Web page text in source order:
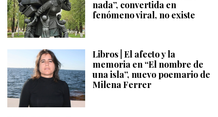
nada”, convertida en
fenómeno viral, no existe
Libros | El afecto y la
memoria en “El nombre de
una isla”, nuevo poemario de
Milena Ferrer